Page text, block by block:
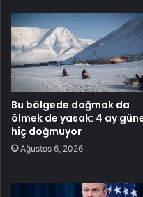
Bu bölgede doğmak da
ölmek de yasak: 4 ay
hiç doğmuyor
Ağustos 6, 2026